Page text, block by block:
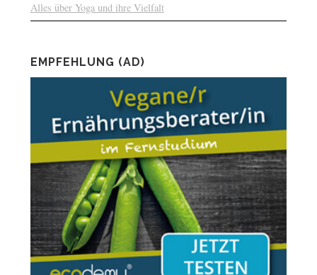
Alles über Yoga und ihre Vielfalt
EMPFEHLUNG (AD)